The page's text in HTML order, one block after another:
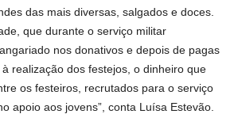
das mais diversas, salgados e doces.
que durante o serviço militar
nos donativos e depois de pagas
realização dos festejos, o dinheiro que
os festeiros, recrutados para o serviço
apoio aos jovens”, conta Luísa Estevão.